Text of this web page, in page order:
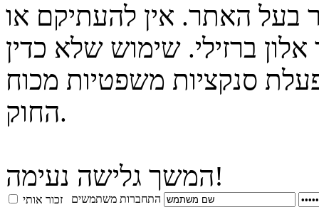
בעל האתר. אין להעתיקם או
ברזילי. שימוש שלא כדין
סנקציות משפטיות מכוח
החוק.
המשך גלישה נעימה!
התחברות משתמשים זכור אותי